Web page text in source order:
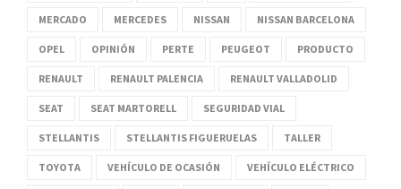
MERCADO MERCEDES NISSAN NISSAN BARCELONA
OPEL OPINIÓN PERTE PEUGEOT PRODUCTO
RENAULT RENAULT PALENCIA RENAULT VALLADOLID
SEAT SEAT MARTORELL SEGURIDAD VIAL
STELLANTIS STELLANTIS FIGUERUELAS TALLER
TOYOTA VEHÍCULO DE OCASIÓN VEHÍCULO ELÉCTRICO